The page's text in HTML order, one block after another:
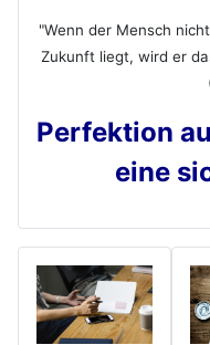
"Wenn der Mensch
Zukunft liegt, wird er
Perfektion
eine